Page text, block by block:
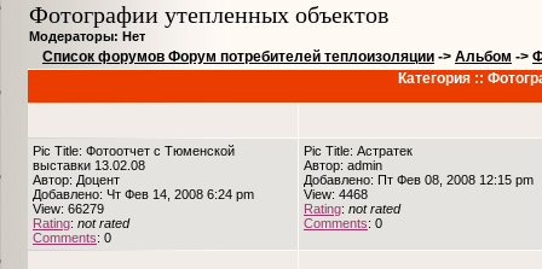
Фотографии утепленных объектов
Модераторы: Нет
Список форумов Форум потребителей теплоизоляции -> Альбом ->
Категория ::
Pic Title: Фотоотчет с Тюменской
выставки 13.02.08
Автор: Доцент
Добавлено: Чт Фев 14, 2008 6:24 pm
View: 66279
Rating: not rated
Comments: 0
Pic Title: Астратек
Автор: admin
Добавлено: Пт Фев 08, 2008 12:15 pm
View: 4468
Rating: not rated
Comments: 0